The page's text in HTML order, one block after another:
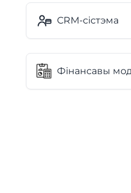
CRM-сістэма
Фінансавы